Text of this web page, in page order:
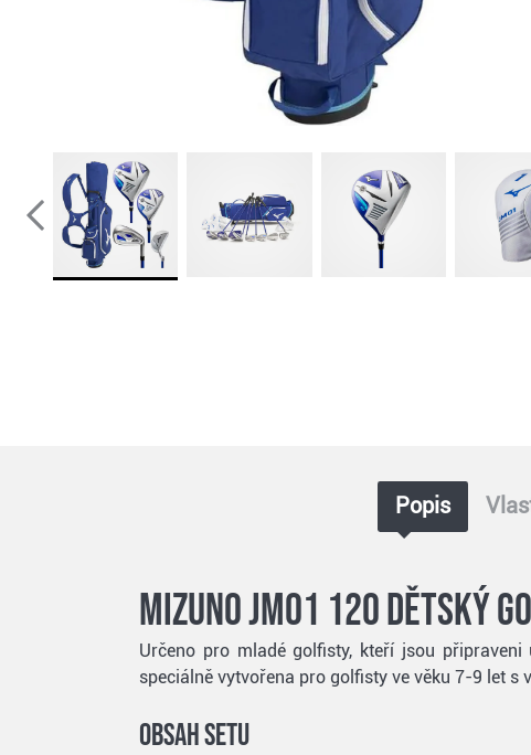
Popis
Mizuno JM01 120 dětský
Určeno pro mladé golfisty, kteří jsou
speciálně vytvořena pro golfisty ve věku 7-9 let
Obsah setu